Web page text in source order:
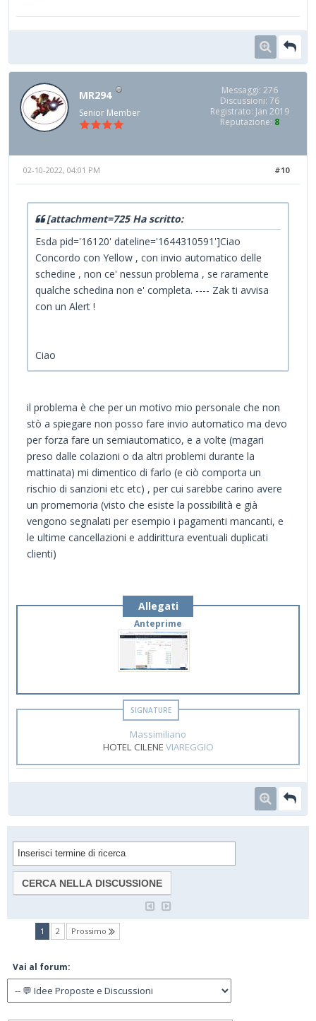
MR294
Senior Member
Messaggi: 276
Discussioni: 76
Registrato: Jan 2019
Reputazione: 8
#10
02-10-2022, 04:01 PM
[attachment=725 Ha scritto:
Esda pid='16120' dateline='1644310591']Ciao
Concordo con Yellow , con invio automatico delle
schedine , non ce' nessun problema , se raramente
qualche schedina non e' completa. ---- Zak ti avvisa
con un Alert !
Ciao
il problema è che per un motivo mio personale che non
stò a spiegare non posso fare invio automatico ma devo
per forza fare un semiautomatico, e a volte (magari
preso dalle colazioni o da altri problemi durante la
mattinata) mi dimentico di farlo (e ciò comporta un
rischio di sanzioni etc etc) , per cui sarebbe carino avere
un promemoria (visto che esiste la possibilità e già
vengono segnalati per esempio i pagamenti mancanti, e
le ultime cancellazioni e addirittura eventuali duplicati
clienti)
Allegati
Anteprime
Massimiliano
HOTEL CILENEVIAREGGIO
1 (current)
2 Prossimo
Vai al forum: